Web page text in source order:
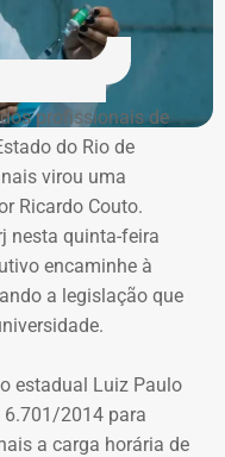
que estudei em
Se alguém diz
porque sempre
diz André Marinho.
nas redes
referência à
entrevistas e
profissionais de
do Rio de
virou uma
Ricardo Couto.
nesta quinta-feira
encaminhe à
a legislação que
estadual Luiz Paulo
6.701/2014 para
a carga horária de